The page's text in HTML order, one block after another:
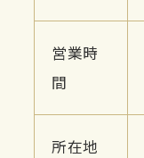
営業時
間
所在地